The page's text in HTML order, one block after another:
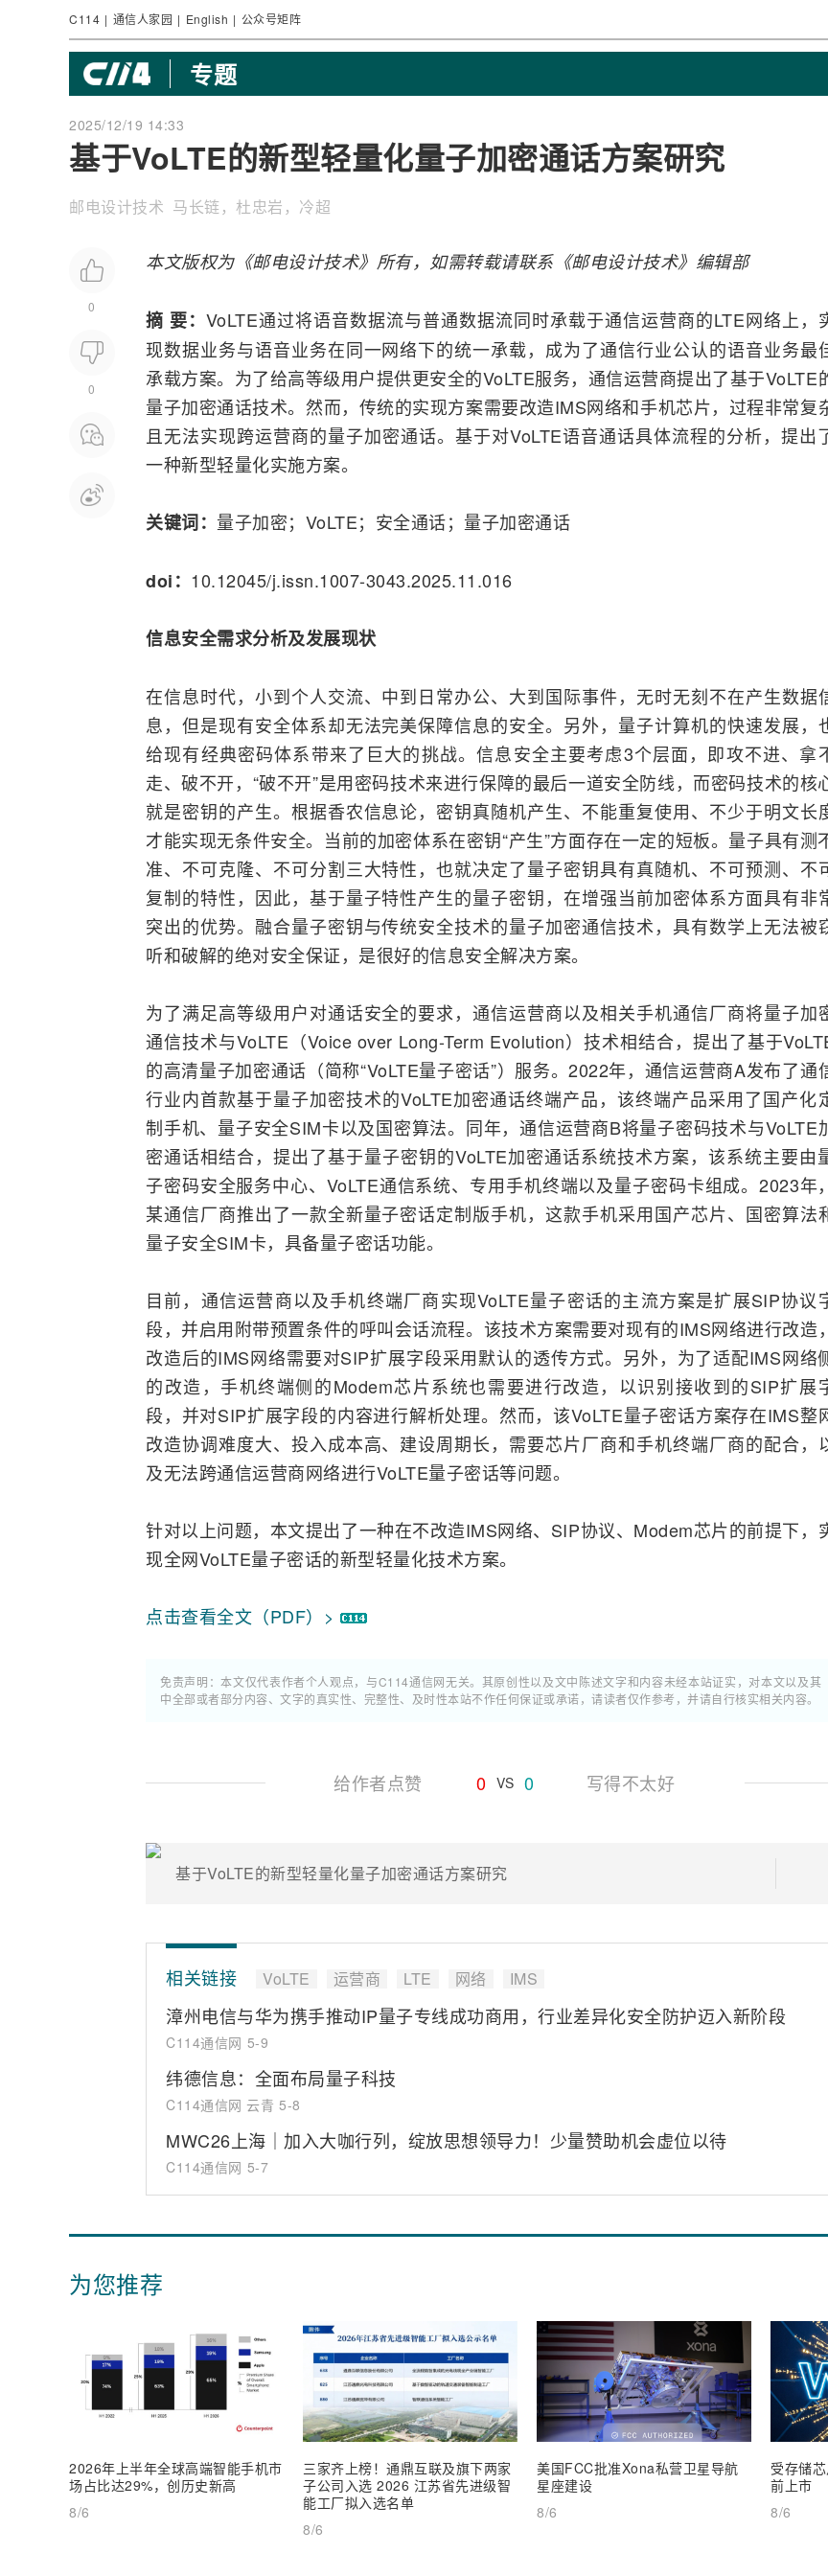
C114 | 通信人家园 | English | 公众号矩阵
专题
2025/12/19 14:33
基于VoLTE的新型轻量化量子加密通话方案研究
邮电设计技术 马长链，杜忠岩，冷超
0
0
本文版权为《邮电设计技术》所有，如需转载请联系《邮电设计技术》编辑部
摘 要： VoLTE通过将语音数据流与普通数据流同时承载于通信运营商的LTE网络 上，
现数据业务与语音业务在同一网络下的统一承载，成为了通信行业公认的语音业务最
承载方案。为了给高等级用户提供更安全的VoLTE服务，通信运营商提出了基于VoLTE
量子加密通话技术。然而，传统的实现方案需要改造IMS网络和手机芯片，过程非常复
且无法实现跨运营商的量子加密通话。基于对VoLTE语音通话具体流程的分析，提出
一种新型轻量化实施方案。
关键词： 量子加密；VoLTE；安全通话；量子加密通话
doi： 10.12045/j.issn.1007-3043.2025.11.016
信息安全需求分析及发展现状
在信息时代，小到个人交流、中到日常办公、大到国际事件，无时无刻不在产生数据
息，但是现有安全体系却无法完美保障信息的安全。另外， 量子计算机的快速发展，
给现有经典密码体系带来了巨大的挑战。信息安全主要考虑3个层面，即攻不进、拿
走、破不开，“破不开”是用密码技术来进行保障的最后一道安全防线，而密码技术的核
就是密钥的产生。根据香农信息论，密钥真随机产生、不能重复使用、不少于明文长
才能实现无条件安全。当前的加密体系在密钥“产生”方面存在一定的短板。量子具有测
准、不可克隆、不可分割三大特性，也就决定了量子密钥具有真随机、不可预测、不
复制的特性，因此，基于量子特性产生的量子密钥，在增强当前加密体系方面具有非
突出的优势。 融合量子密钥与传统安全技术的量子加密通信技术，具有数学上无法被
听和破解的绝对安全保证，是很好的信息安全解决方案。
为了满足高等级用户对通话安全的要求，通信运营商以及相关手机通信厂商将量子加
通信技术与VoLTE（Voice over Long-Term Evolution）技术相结合，提出了基于
的高清量子加密通话（简称“VoLTE量子密话”）服务。2022年，通信运营商A发布了通
行业内首款基于量子加密技术的VoLTE加密通话终端产品，该终端产品采用了国产化
制手机、量子安全SIM卡以及国密算法。同年，通信运营商B将量子密码技术与VoLTE
密通话相结合，提出了基于量子密钥的VoLTE加密通话系统技术方案，该系统主要由
子密码安全服务中心、VoLTE通信系统、专用手机终端以及量子密码卡组成。2023年，
某通信厂商推出了一款全新量子密话定制版手机，这款手机采用国产芯片、国密算法
量子安全SIM卡，具备量子密话功能。
目前，通信运营商以及手机终端厂商实现VoLTE量子密话的主流方案是扩展SIP协议
段，并启用附带预置条件的呼叫会话流程。该技术方案需要对现有的IMS网络进行改造，
改造后的IMS网络需要对SIP扩展字段采用默认的透传方式。另外，为了适配IMS网络
的改造，手机终端侧的Modem芯片系统也需要进行改造，以识别接收到的SIP扩展
段，并对SIP扩展字段的内容进行解析处理。然而，该VoLTE量子密话方案存在IMS整
改造协调难度大、投入成本高、建设周期长，需要芯片厂商和手机终端厂商的配合，
及无法跨通信运营商网络进行VoLTE量子密话等问题。
针对以上问题，本文提出了一种在不改造IMS网络、SIP协议、Modem芯片的前提下，
现全网VoLTE量子密话的新型轻量化技术方案。
点击查看全文（PDF）>
免责声明：本文仅代表作者个人观点，与C114通信网无关。其原创性以及文中陈述文字和内容未经本站证实，对本文以及其
中全部或者部分内容、文字的真实性、完整性、及时性本站不作任何保证或承诺，请读者仅作参考，并请自行核实相关内容。
给作者点赞 0 VS 0 写得不太好
基于VoLTE的新型轻量化量子加密通话方案研究
相关链接 VoLTE 运营商 LTE 网络 IMS
漳州电信与华为携手推动IP量子专线成功商用，行业差异化安全防护迈入新阶段
C114通信网 5-9
纬德信息：全面布局量子科技
C114通信网 云青 5-8
MWC26上海｜加入大咖行列，绽放思想领导力！少量赞助机会虚位以待
C114通信网 5-7
为您推荐
2026年上半年全球高端智能手机市
场占比达29%，创历史新高
8/6
三家齐上榜！通鼎互联及旗下两家
子公司入选 2026 江苏省先进级智
能工厂拟入选名单
8/6
美国FCC批准Xona私营卫星导航
星座建设
8/6
受存储
前上市
8/6